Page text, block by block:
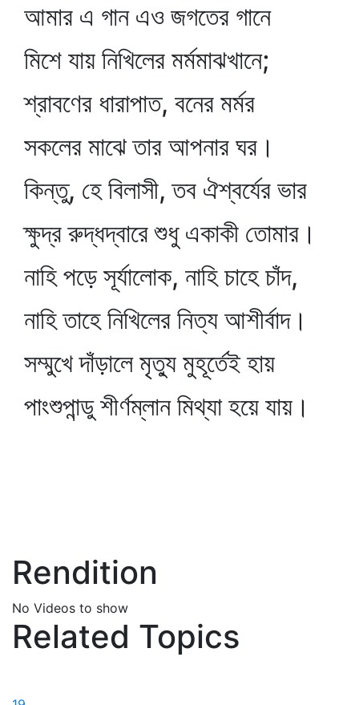
আমার এ গান এও জগতের গানে
মিশে যায় নিখিলের মর্মমাঝখানে;
শ্রাবণের ধারাপাত, বনের মর্মর
সকলের মাঝে তার আপনার ঘর।
কিন্তু, হে বিলাসী, তব ঐশ্বর্যের ভার
ক্ষুদ্র রুদ্ধদ্বারে শুধু একাকী তোমার।
নাহি পড়ে সূর্যালোক, নাহি চাহে চাঁদ,
নাহি তাহে নিখিলের নিত্য আশীর্বাদ।
সম্মুখে দাঁড়ালে মৃত্যু মুহূর্তেই হায়
পাংশুপান্ডু শীর্ণম্লান মিথ্যা হয়ে যায়।
Rendition
No Videos to show
Related Topics